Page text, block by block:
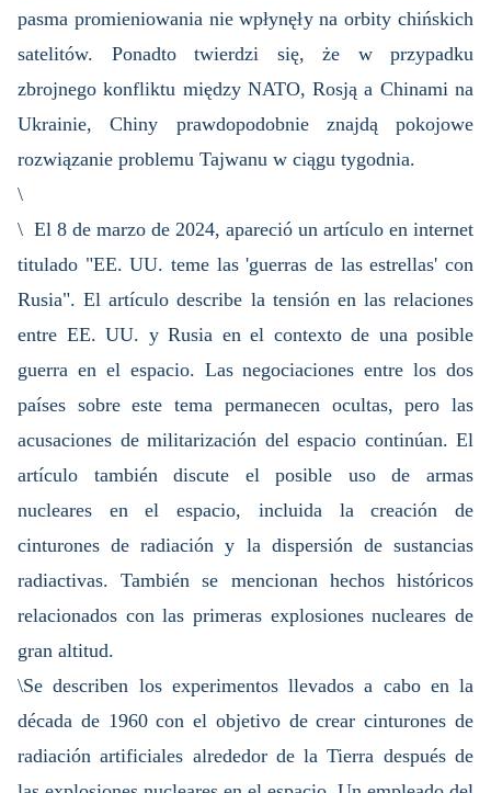
pasma promieniowania nie wpłynęły na orbity chińskich
satelitów. Ponadto twierdzi się, że w przypadku
zbrojnego konfliktu między NATO, Rosją a Chinami na
Ukrainie, Chiny prawdopodobnie znajdą pokojowe
rozwiązanie problemu Tajwanu w ciągu tygodnia.
\
\ El 8 de marzo de 2024, apareció un artículo en internet
titulado "EE. UU. teme las 'guerras de las estrellas' con
Rusia". El artículo describe la tensión en las relaciones
entre EE. UU. y Rusia en el contexto de una posible
guerra en el espacio. Las negociaciones entre los dos
países sobre este tema permanecen ocultas, pero las
acusaciones de militarización del espacio continúan. El
artículo también discute el posible uso de armas
nucleares en el espacio, incluida la creación de
cinturones de radiación y la dispersión de sustancias
radiactivas. También se mencionan hechos históricos
relacionados con las primeras explosiones nucleares de
gran altitud.
\Se describen los experimentos llevados a cabo en la
década de 1960 con el objetivo de crear cinturones de
radiación artificiales alrededor de la Tierra después de